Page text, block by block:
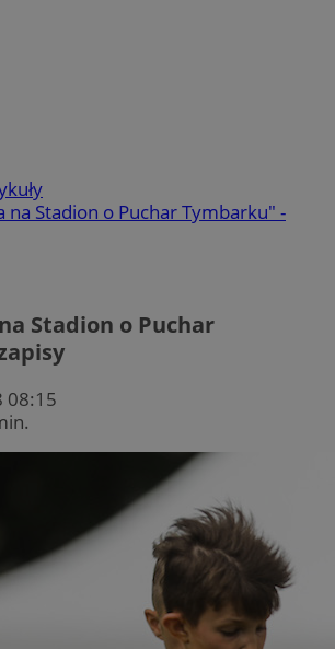
na Stadion o Puchar Tymbarku" -
Stadion o Puchar
08:15